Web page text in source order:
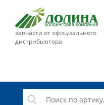
запчасти от официального
дистрибьютора
СЕРВИС